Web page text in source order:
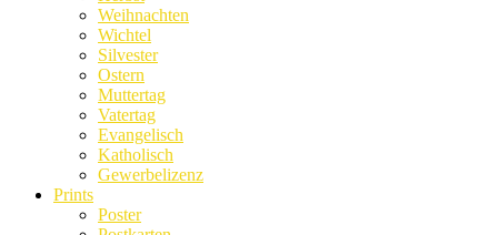
Weihnachten
Wichtel
Silvester
Ostern
Muttertag
Vatertag
Evangelisch
Katholisch
Gewerbelizenz
Prints
Poster